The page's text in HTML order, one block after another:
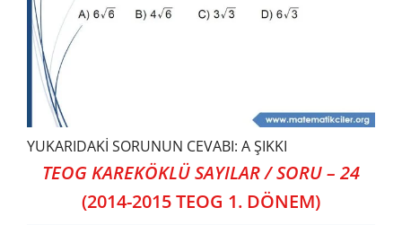
YUKARIDAKİ SORUNUN CEVABI: A ŞIKKI
TEOG KAREKÖKLÜ SAYILAR / SORU – 24
(2014-2015 TEOG 1. DÖNEM)